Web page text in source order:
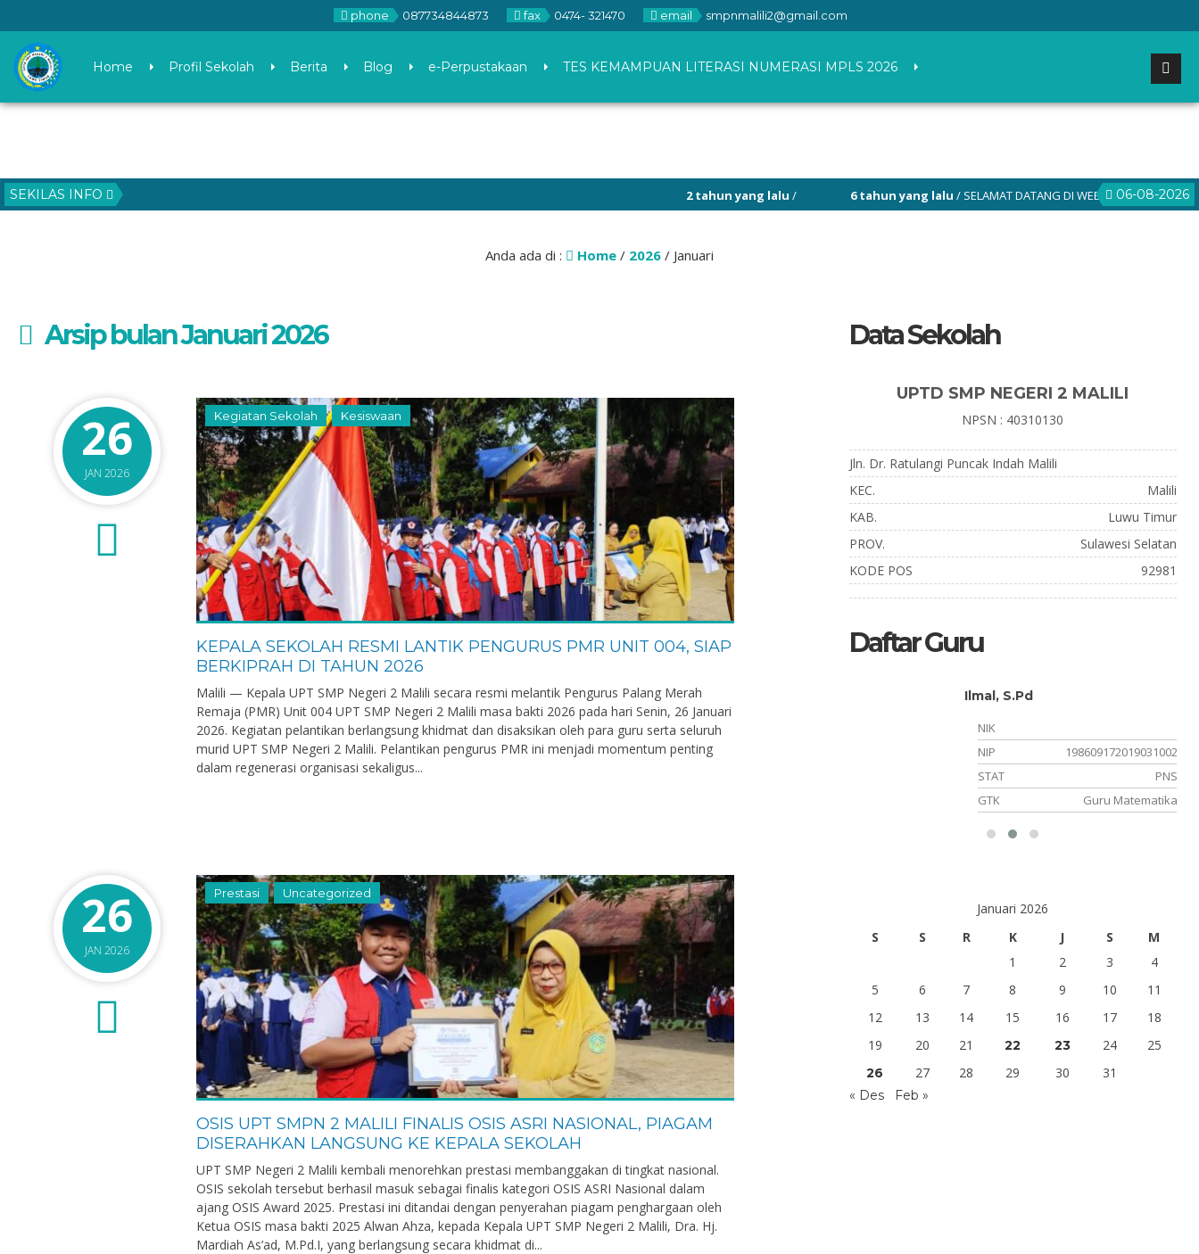
phone 087734844873 fax 0474- 321470 email smpnmalili2@gmail.com
Home Profil Sekolah Berita Blog e-Perpustakaan TES KEMAMPUAN LITERASI NUMERASI MPLS 2026
SEKILAS INFO 06-08-2026
2 tahun yang lalu/ 6 tahun yang lalu/ SELAMAT DATANG DI WEBSITE RESMI SMP NEGERI 2
Anda ada di : Home / 2026 / Januari
Arsip bulan Januari 2026
26
JAN 2026
Kegiatan Sekolah Kesiswaan
KEPALA SEKOLAH RESMI LANTIK PENGURUS PMR UNIT 004, SIAP
BERKIPRAH DI TAHUN 2026
Malili — Kepala UPT SMP Negeri 2 Malili secara resmi melantik Pengurus Palang Merah
Remaja (PMR) Unit 004 UPT SMP Negeri 2 Malili masa bakti 2026 pada hari Senin, 26 Januari
2026. Kegiatan pelantikan berlangsung khidmat dan disaksikan oleh para guru serta seluruh
murid UPT SMP Negeri 2 Malili. Pelantikan pengurus PMR ini menjadi momentum penting
dalam regenerasi organisasi sekaligus...
26
JAN 2026
Prestasi Uncategorized
OSIS UPT SMPN 2 MALILI FINALIS OSIS ASRI NASIONAL, PIAGAM
DISERAHKAN LANGSUNG KE KEPALA SEKOLAH
UPT SMP Negeri 2 Malili kembali menorehkan prestasi membanggakan di tingkat nasional.
OSIS sekolah tersebut berhasil masuk sebagai finalis kategori OSIS ASRI Nasional dalam
ajang OSIS Award 2025. Prestasi ini ditandai dengan penyerahan piagam penghargaan oleh
Ketua OSIS masa bakti 2025 Alwan Ahza, kepada Kepala UPT SMP Negeri 2 Malili, Dra. Hj.
Mardiah As’ad, M.Pd.I, yang berlangsung secara khidmat di...
Data Sekolah
UPTD SMP NEGERI 2 MALILI
NPSN : 40310130
Jln. Dr. Ratulangi Puncak Indah Malili
KEC.
Malili
KAB.
Luwu Timur
PROV.
Sulawesi Selatan
KODE POS
92981
Daftar Guru
Dra. Hj. Mardiah As’ad, M.Pd.I
NIK
NIP
196904271994122008
STAT
Hj. Darmawati, S.Pd.
NIK
NIP
Ilmal, S.Pd
NIK
NIP
198609172019031002
STAT
PNS
GTK
Guru Matematika
Januari 2026
S
S R K J S
M
1
2 3
4
5
6 7 8 9 10
11
12
13 14 15 16 17
18
19
20 21 22 23 24 25
26 27 28 29 30 31
« Des Feb »